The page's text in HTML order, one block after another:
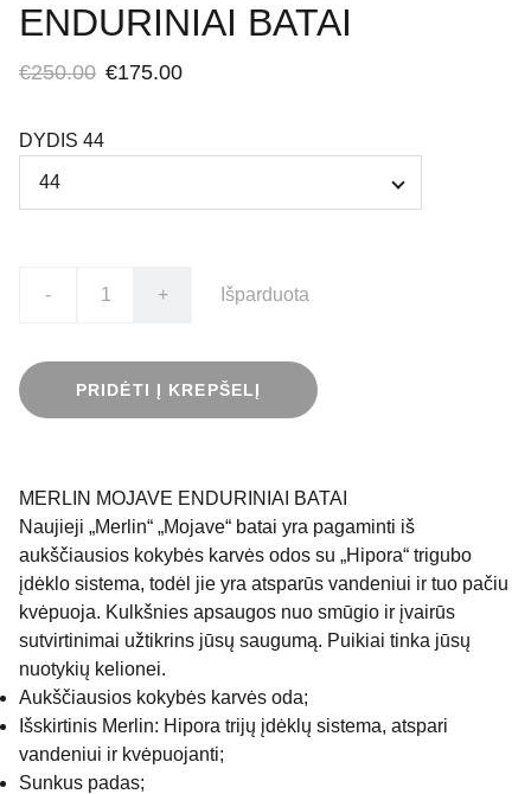
ENDURINIAI BATAI
€250.00 €175.00
DYDIS 44
- + Išparduota
PRIDĖTI Į KREPŠELĮ
MERLIN MOJAVE ENDURINIAI BATAI
Naujieji „Merlin“ „Mojave“ batai yra pagaminti iš
aukščiausios kokybės karvės odos su „Hipora“ trigubo
įdėklo sistema, todėl jie yra atsparūs vandeniui ir tuo pačiu
kvėpuoja. Kulkšnies apsaugos nuo smūgio ir įvairūs
sutvirtinimai užtikrins jūsų saugumą. Puikiai tinka jūsų
nuotykių kelionei.
Aukščiausios kokybės karvės oda;
Išskirtinis Merlin: Hipora trijų įdėklų sistema, atspari
vandeniui ir kvėpuojanti;
Sunkus padas;